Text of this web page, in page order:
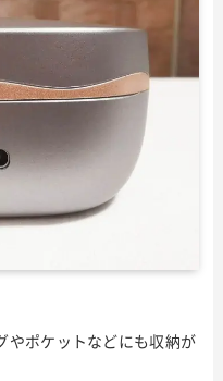
やポケットなどにも収納が